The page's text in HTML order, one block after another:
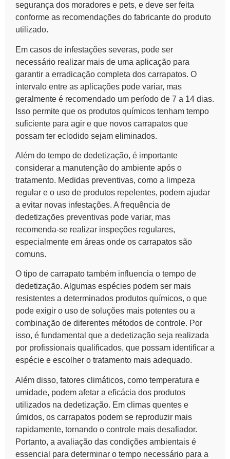
segurança dos moradores e pets, e deve ser feita
conforme as recomendações do fabricante do produto
utilizado.
Em casos de infestações severas, pode ser
necessário realizar mais de uma aplicação para
garantir a erradicação completa dos carrapatos. O
intervalo entre as aplicações pode variar, mas
geralmente é recomendado um período de 7 a 14 dias.
Isso permite que os produtos químicos tenham tempo
suficiente para agir e que novos carrapatos que
possam ter eclodido sejam eliminados.
Além do tempo de dedetização, é importante
considerar a manutenção do ambiente após o
tratamento. Medidas preventivas, como a limpeza
regular e o uso de produtos repelentes, podem ajudar
a evitar novas infestações. A frequência de
dedetizações preventivas pode variar, mas
recomenda-se realizar inspeções regulares,
especialmente em áreas onde os carrapatos são
comuns.
O tipo de carrapato também influencia o tempo de
dedetização. Algumas espécies podem ser mais
resistentes a determinados produtos químicos, o que
pode exigir o uso de soluções mais potentes ou a
combinação de diferentes métodos de controle. Por
isso, é fundamental que a dedetização seja realizada
por profissionais qualificados, que possam identificar a
espécie e escolher o tratamento mais adequado.
Além disso, fatores climáticos, como temperatura e
umidade, podem afetar a eficácia dos produtos
utilizados na dedetização. Em climas quentes e
úmidos, os carrapatos podem se reproduzir mais
rapidamente, tornando o controle mais desafiador.
Portanto, a avaliação das condições ambientais é
essencial para determinar o tempo necessário para a